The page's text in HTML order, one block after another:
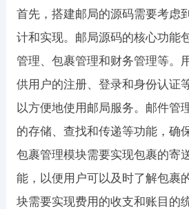
首先，搭建邮局的源码需要考虑
计和实现。邮局源码的核心功能
管理、包裹管理和财务管理等。
供用户的注册、登录和身份认证
以方便地使用邮局服务。邮件管
的存储、查找和传递等功能，确
包裹管理模块需要实现包裹的寄
能，以便用户可以及时了解包裹
块需要实现费用的收支和账目的